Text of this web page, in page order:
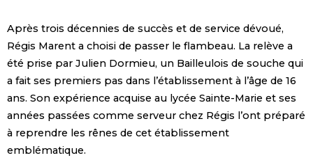
Après trois décennies de succès et de service dévoué,
Régis Marent a choisi de passer le flambeau. La relève a
été prise par Julien Dormieu, un Bailleulois de souche qui
a fait ses premiers pas dans l’établissement à l’âge de 16
ans. Son expérience acquise au lycée Sainte-Marie et ses
années passées comme serveur chez Régis l’ont préparé
à reprendre les rênes de cet établissement
emblématique.